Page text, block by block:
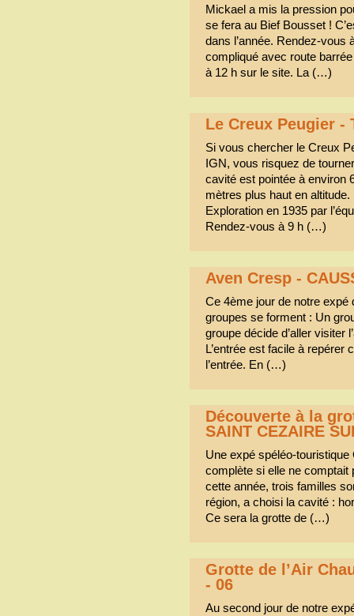
Mickael a mis la pression
se fera au Bief Bousset !
dans l’année. Rendez-vous
compliqué avec route
à 12 h sur le site. La (…)
Le Creux Peugier -
Si vous chercher le Creux
IGN, vous risquez de
cavité est pointée à environ
mètres plus haut en altitude.
Exploration en 1935 par
Rendez-vous à 9 h (…)
Aven Cresp -
Ce 4ème jour de notre
groupes se forment : Un
groupe décide d’aller visiter
L’entrée est facile à
l’entrée. En (…)
Découverte à la
SAINT CEZAIRE
Une expé spéléo-
complète si elle ne comptait
cette année, trois familles
région, a choisi la cavité :
Ce sera la grotte de (…)
Grotte de l’Air
- 06
Au second jour de notre